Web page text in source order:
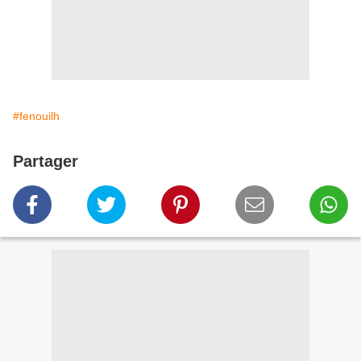
#fenouilh
Partager